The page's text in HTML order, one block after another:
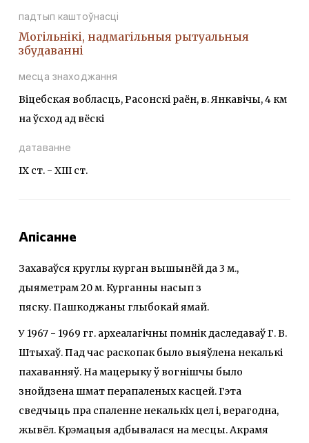
падтып каштоўнасці
Могiльнiкi, надмагiльныя рытуальныя
збудаваннi
месца знаходжання
Віцебская вобласць, Расонскі раён, в. Янкавічы, 4 км
на ўсход ад вёскі
датаванне
IX ст. - XIII ст.
Апісанне
Захаваўся круглы курган вышынёй да 3 м.,
дыяметрам 20 м. Курганны насып з
пяску. Пашкоджаны глыбокай ямай.
У 1967 - 1969 гг. археалагічны помнік даследаваў Г. В.
Штыхаў. Пад час раскопак было выяўлена некалькі
пахаванняў. На мацерыку ў вогнішчы было
знойдзена шмат перапаленых касцей. Гэта
сведчыць пра спаленне некалькіх цел i, верагодна,
жывёл. Крэмацыя адбывалася на месцы. Акрамя